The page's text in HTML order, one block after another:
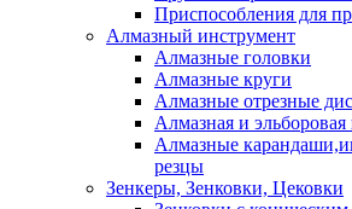
Приспособления для
Алмазный инструмент
Алмазные головки
Алмазные круги
Алмазные отрезные
Алмазная и
Алмазные
резцы
Зенкеры, Зенковки, Цековки